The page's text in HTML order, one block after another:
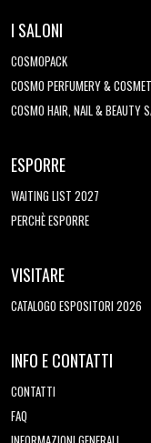
I SALONI
COSMOPACK
COSMO PERFUMERY &
COSMO HAIR, NAIL & BEAUTY
ESPORRE
WAITING LIST 2027
PERCHÈ ESPORRE
VISITARE
CATALOGO ESPOSITORI 2026
INFO E CONTATTI
CONTATTI
FAQ